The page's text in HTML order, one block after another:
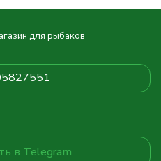
для рыбаков
в Telegram